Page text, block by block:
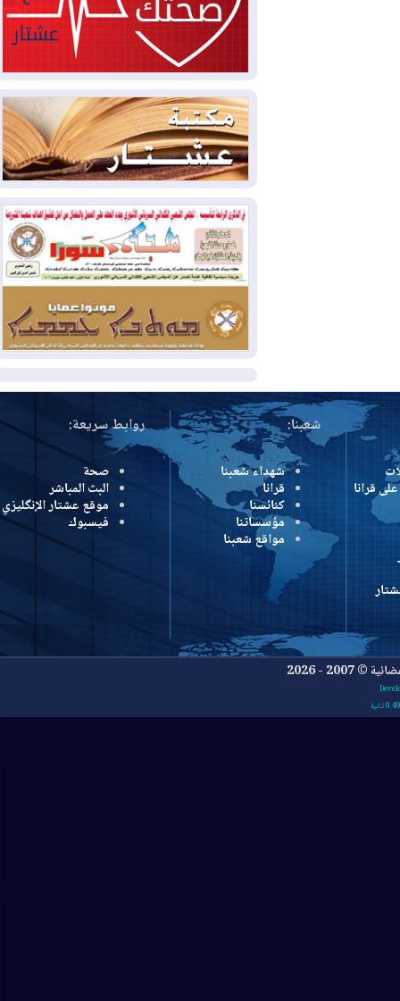
2026-08-01النفط: اتفاقية ثلاثية لاستئناف
التصدير عبر جيهان بطاقة 750 ألف برميل
2026-08-01"في أقرب وقت ممكن".. إدارة
ترامب تخطط لشن ضربات جديدة على إيران
2026-07-31أتروشي: قرار السلم والحرب
في العراق "مختطف" وخارج سيطرة
الحكومة
2026-07-31
50 درجة مئوية في 5
محافظات.. العراق على موعد مع موجة حر
السبت
2026-07-31
سبتة تهز أوروبا.. إيطاليا تهدد
بورقة شنغن وفرنسا تشدد الحدود
شعبنا:
شهداء شعبنا
قرانا
كنائسنا
مؤسساتنا
مواقع شعبنا
روابط سريعة:
صحة
البث المباشر
موقع عشتار الإنگليزي
فيسبوك
2026